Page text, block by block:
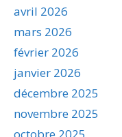
avril 2026
mars 2026
février 2026
janvier 2026
décembre 2025
novembre 2025